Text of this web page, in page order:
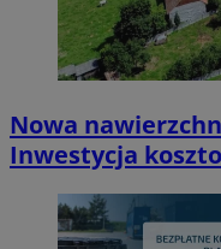
Nowa
Inwestycja